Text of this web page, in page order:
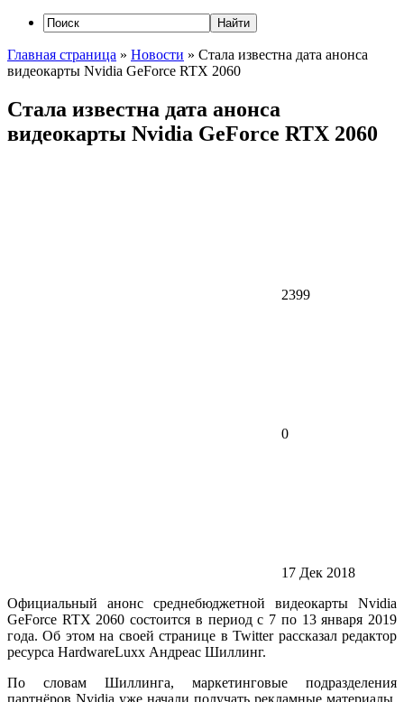
Главная страница » Новости » Стала известна дата анонса
видеокарты Nvidia GeForce RTX 2060
Стала известна дата анонса
видеокарты Nvidia GeForce RTX 2060
2399
0
17 Дек 2018
Официальный анонс среднебюджетной видеокарты Nvidia
GeForce RTX 2060 состоится в период с 7 по 13 января 2019
года. Об этом на своей странице в Twitter рассказал редактор
ресурса HardwareLuxx Андреас Шиллинг.
По словам Шиллинга, маркетинговые подразделения
партнёров Nvidia уже начали получать рекламные материалы,